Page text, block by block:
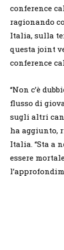
conference
ragionando
Italia, sulla
questa joint
conference
“Non c’è
flusso di
sugli altri
ha aggiunto,
Italia. “Sta a
essere